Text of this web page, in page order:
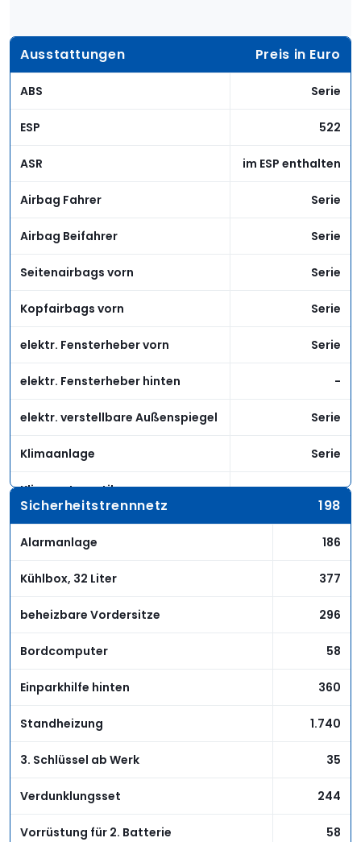
Ausstattungen Preis in Euro
ABS Serie
ESP 522
ASR im ESP enthalten
Airbag Fahrer Serie
Airbag Beifahrer Serie
Seitenairbags vorn Serie
Kopfairbags vorn Serie
elektr. Fensterheber vorn Serie
elektr. Fensterheber hinten -
elektr. verstellbare Außenspiegel Serie
Klimaanlage Serie
Klimaautomatik -
Zentralverriegelung mit Fernbed. Serie
Sicherheitstrennnetz 198
Alarmanlage 186
Kühlbox, 32 Liter 377
beheizbare Vordersitze 296
Bordcomputer 58
Einparkhilfe hinten 360
Standheizung 1.740
3. Schlüssel ab Werk 35
Verdunklungsset 244
Vorrüstung für 2. Batterie 58